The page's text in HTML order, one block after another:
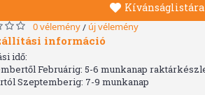
Kívánságlistára
0 vélemény/ új vélemény
információ
idő:
Februárig: 5-6 munkanap
Szeptemberig: 7-9 munkanap